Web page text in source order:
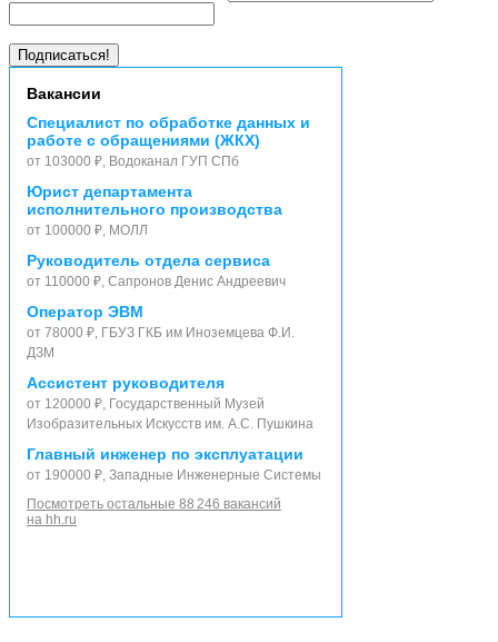
Вакансии
Специалист по обработке данных и
работе с обращениями (ЖКХ)
от 103000 ₽, Водоканал ГУП СПб
Юрист департамента
исполнительного производства
от 100000 ₽, МОЛЛ
Руководитель отдела сервиса
от 110000 ₽, Сапронов Денис Андреевич
Оператор ЭВМ
от 78000 ₽, ГБУЗ ГКБ им Иноземцева Ф.И.
ДЗМ
Ассистент руководителя
от 120000 ₽, Государственный Музей
Изобразительных Искусств им. А.С. Пушкина
Главный инженер по эксплуатации
от 190000 ₽, Западные Инженерные Системы
Посмотреть остальные 88 246 вакансий
на hh.ru